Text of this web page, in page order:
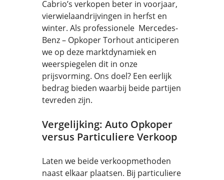
Cabrio’s verkopen beter in voorjaar,
vierwielaandrijvingen in herfst en
winter. Als professionele Mercedes-
Benz – Opkoper Torhout anticiperen
we op deze marktdynamiek en
weerspiegelen dit in onze
prijsvorming. Ons doel? Een eerlijk
bedrag bieden waarbij beide partijen
tevreden zijn.
Vergelijking: Auto Opkoper
versus Particuliere Verkoop
Laten we beide verkoopmethoden
naast elkaar plaatsen. Bij particuliere